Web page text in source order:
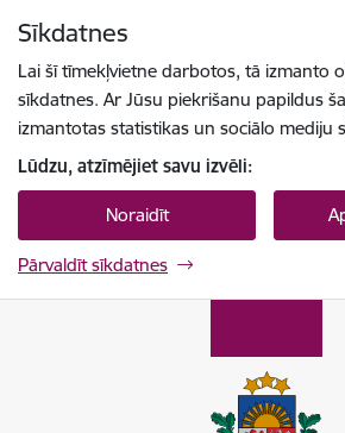
Sīkdatnes
Lai šī tīmekļvietne darbotos, tā izmanto
sīkdatnes. Ar Jūsu piekrišanu papildus
izmantotas statistikas un sociālo mediju
Lūdzu, atzīmējiet savu izvēli:
Noraidīt
Pārvaldīt sīkdatnes